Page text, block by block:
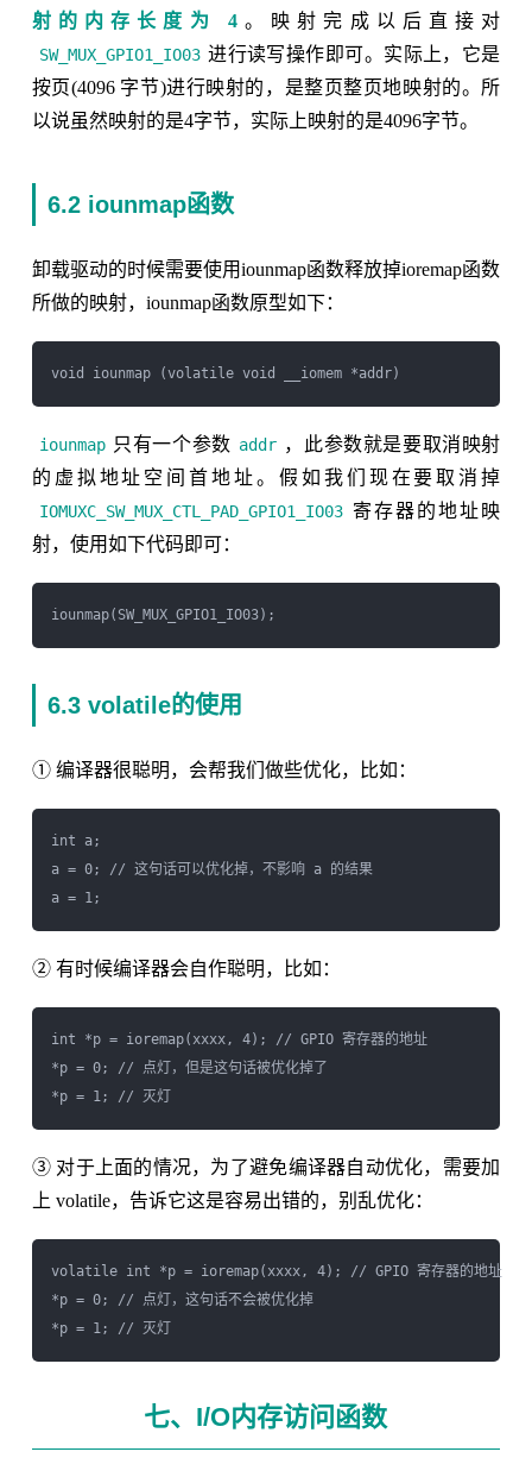
射的内存长度为 4。映射完成以后直接对
SW_MUX_GPIO1_IO03 进行读写操作即可。实际上，它是
按页(4096 字节)进行映射的，是整页整页地映射的。所
以说虽然映射的是4字节，实际上映射的是4096字节。
6.2 iounmap函数
卸载驱动的时候需要使用iounmap函数释放掉ioremap函数
所做的映射，iounmap函数原型如下：
iounmap 只有一个参数 addr ，此参数就是要取消映射
的虚拟地址空间首地址。假如我们现在要取消掉
IOMUXC_SW_MUX_CTL_PAD_GPIO1_IO03 寄存器的地址映
射，使用如下代码即可：
6.3 volatile的使用
① 编译器很聪明，会帮我们做些优化，比如：
int a;
a = 0; // 这句话可以优化掉，不影响 a 的结果
② 有时候编译器会自作聪明，比如：
int *p = ioremap(xxxx, 4); // GPIO 寄存器的地址
*p = 0; // 点灯，但是这句话被优化掉了
③ 对于上面的情况，为了避免编译器自动优化，需要加
上 volatile，告诉它这是容易出错的，别乱优化：
volatile int *p = ioremap(xxxx, 4); // GPIO 寄存器的地址
*p = 0; // 点灯，这句话不会被优化掉
七、I/O内存访问函数